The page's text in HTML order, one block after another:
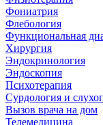
Фониатрия
Флебология
Функциональная
Хирургия
Эндокринология
Эндоскопия
Психотерапия
Сурдология и
Вызов врача на дом
Телемедицина